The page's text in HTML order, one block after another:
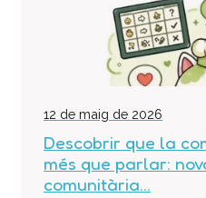
12 de maig de 2026
Descobrir que la
més que parlar:
comunitària...